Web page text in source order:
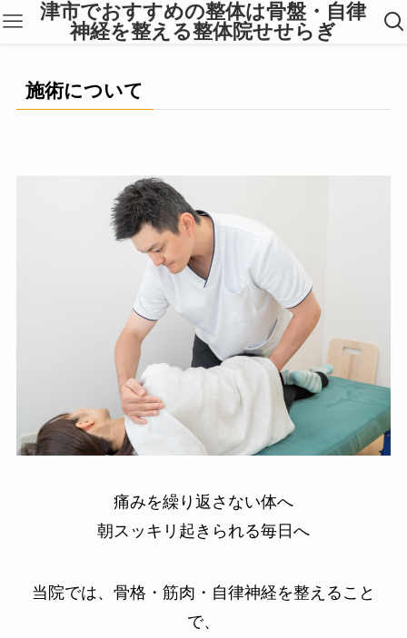
津市でおすすめの整体は骨盤・自律
神経を整える整体院せせらぎ
施術について
痛みを繰り返さない体へ
朝スッキリ起きられる毎日へ
当院では、骨格・筋肉・自律神経を整えること
で、